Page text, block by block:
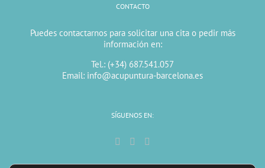
CONTACTO
Puedes contactarnos para solicitar una cita o pedir más
información en:
Tel.: (+34) 687.541.057
Email: info@acupuntura-barcelona.es
SÍGUENOS EN: